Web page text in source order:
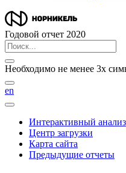
Годовой отчет 2020
Необходимо не менее 3х
en
Интерактивный анализ
Центр загрузки
Карта сайта
Предыдущие отчеты